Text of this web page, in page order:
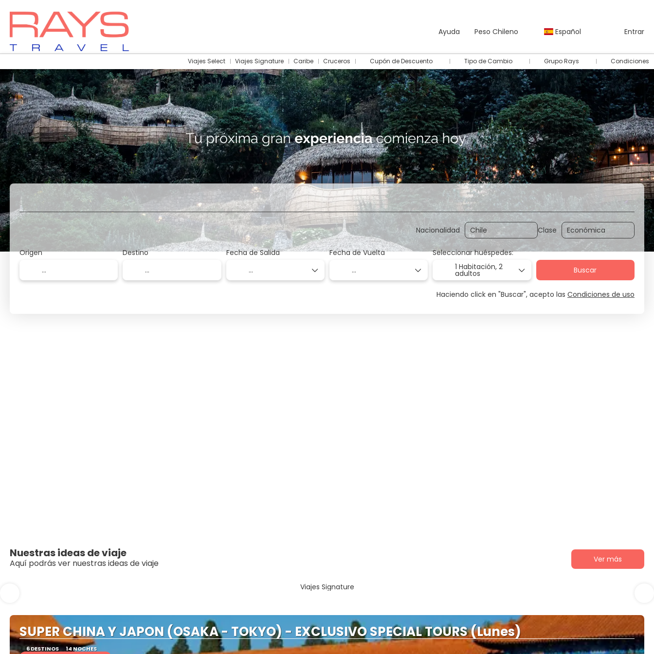
Ayuda Peso Chileno Español Entrar
Viajes Select Viajes Signature Caribe Cruceros Cupón de Descuento Tipo de Cambio Grupo Rays Condiciones
Vuelos + Vuelos + Hotel Hotel Traslados Actividades Autos Paquetes Multidestino
Nacionalidad Clase
Origen Destino Fecha de Salida Fecha de Vuelta
Seleccionar huéspedes:
1 Habitación,2
adultos Buscar
Haciendo click en "Buscar", acepto las Condiciones de uso
Nuestras ideas de viaje
Aquí podrás ver nuestras ideas de viaje Ver más
Viajes Signature
SUPER CHINA Y JAPON (OSAKA - TOKYO) - EXCLUSIVO SPECIAL TOURS (Lunes)
6 DESTINOS 14 NOCHES